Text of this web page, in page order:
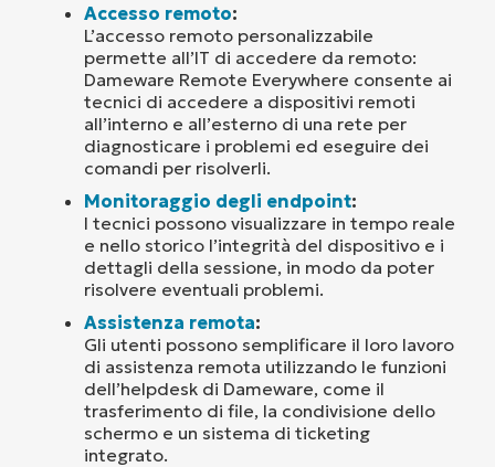
Accesso remoto:
L’accesso remoto personalizzabile
permette all’IT di accedere da remoto:
Dameware Remote Everywhere consente ai
tecnici di accedere a dispositivi remoti
all’interno e all’esterno di una rete per
diagnosticare i problemi ed eseguire dei
comandi per risolverli.
Monitoraggio degli endpoint:
I tecnici possono visualizzare in tempo reale
e nello storico l’integrità del dispositivo e i
dettagli della sessione, in modo da poter
risolvere eventuali problemi.
Assistenza remota:
Gli utenti possono semplificare il loro lavoro
di assistenza remota utilizzando le funzioni
dell’helpdesk di Dameware, come il
trasferimento di file, la condivisione dello
schermo e un sistema di ticketing
integrato.